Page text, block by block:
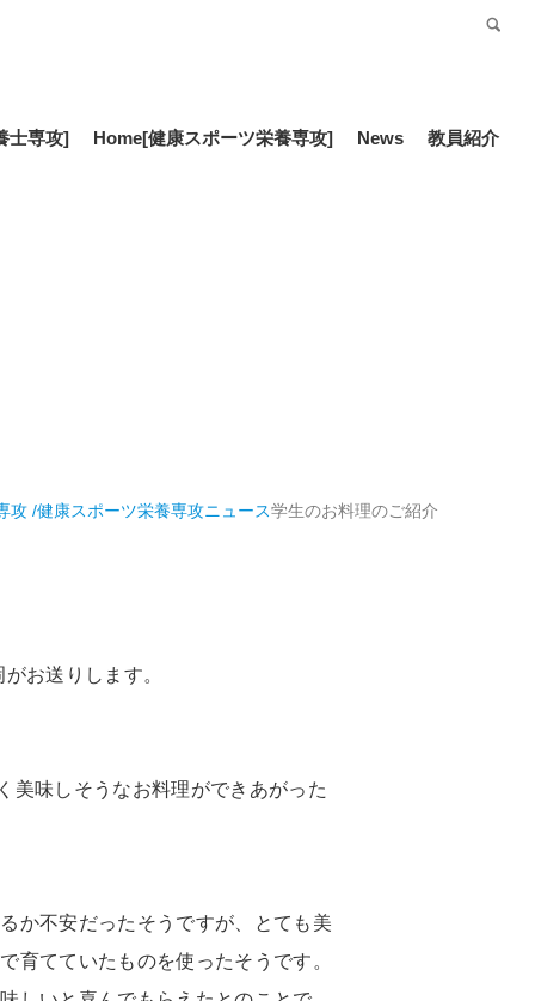
士専攻] Home[健康スポーツ栄養専攻] News 教員紹介
攻 /健康スポーツ栄養専攻ニュース学生のお料理のご紹介
お送りします。
美味しそうなお料理ができあがった
か不安だったそうですが、とても美
育てていたものを使ったそうです。